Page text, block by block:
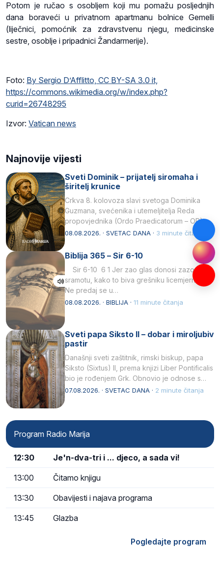
Potom je ručao s osobljem koji mu pomažu posljednjih
dana boraveći u privatnom apartmanu bolnice Gemelli
(liječnici, pomoćnik za zdravstvenu njegu, medicinske
sestre, osoblje i pripadnici Žandarmerije).
Foto: By Sergio D’Afflitto, CC BY-SA 3.0 it,
https://commons.wikimedia.org/w/index.php?
curid=26748295
Izvor: Vatican news
Najnovije vijesti
Sveti Dominik – prijatelj siromaha i
širitelj krunice
Crkva 8. kolovoza slavi svetoga Dominika
Guzmana, svećenika i utemeljitelja Reda
propovjednika (Ordo Praedicatorum – OP).
Svojim životom, dubokom ljubavlju prema
08.08.2026. · SVETAC DANA · 3 minute čitanja
Biblija 365 – Sir 6-10
Sir 6-10 6 1 Jer zao glas donosi zazor i
sramotu, kako to biva grešniku licemjernom.2
Ne predaj se u…
08.08.2026. · BIBLIJA · 11 minute čitanja
Sveti papa Siksto II – dobar i miroljubiv
pastir
Današnji sveti zaštitnik, rimski biskup, papa
Siksto (Sixtus) II, prema knjizi Liber Pontificalis
bio je rođenjem Grk. Obnovio je odnose s
afričkim…
07.08.2026. · SVETAC DANA · 2 minute čitanja
Program Radio Marija
12:30 Je'n-dva-tri i ... djeco, a sada vi!
13:00 Čitamo knjigu
13:30 Obavijesti i najava programa
13:45 Glazba
Pogledajte program